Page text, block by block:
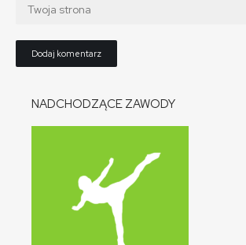
NADCHODZĄCE ZAWODY